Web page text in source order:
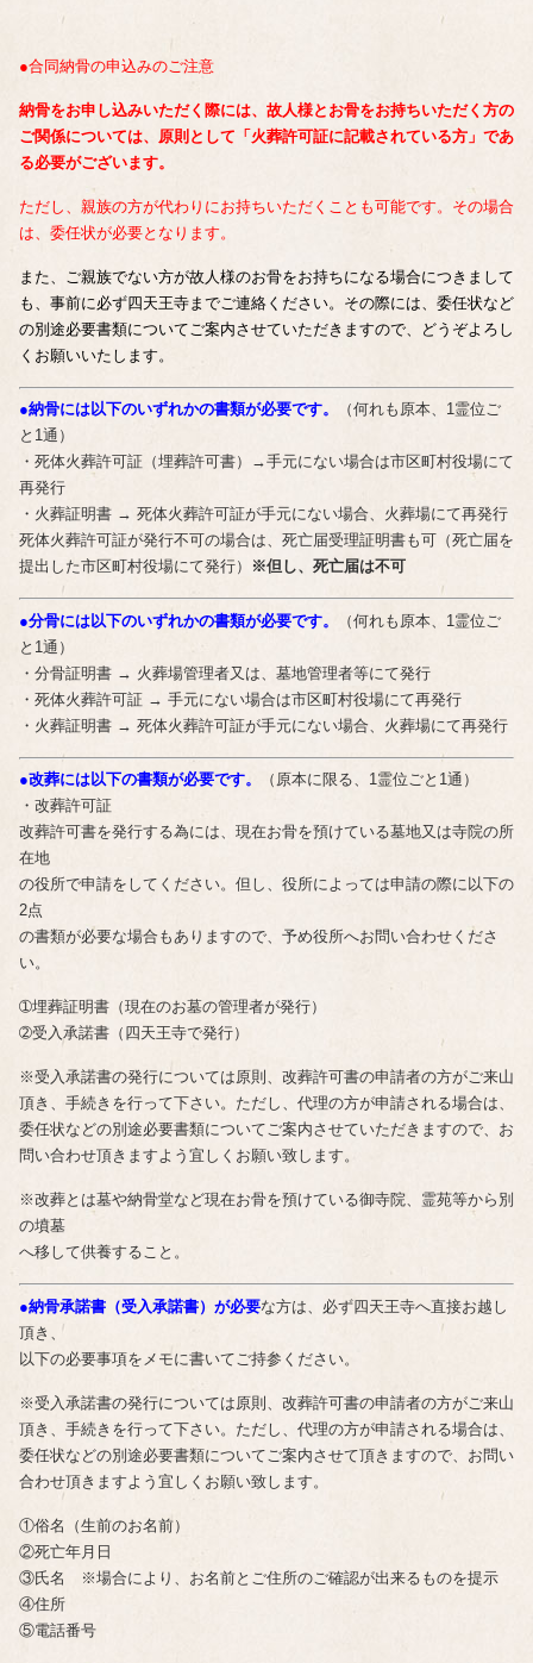
●合同納骨の申込みのご注意
納骨をお申し込みいただく際には、故人様とお骨をお持ちいただく方の
ご関係については、原則として「火葬許可証に記載されている方」であ
る必要がございます。
ただし、親族の方が代わりにお持ちいただくことも可能です。その場合
は、委任状が必要となります。
また、ご親族でない方が故人様のお骨をお持ちになる場合につきまして
も、事前に必ず四天王寺までご連絡ください。その際には、委任状など
の別途必要書類についてご案内させていただきますので、どうぞよろし
くお願いいたします。
●納骨には以下のいずれかの書類が必要です。
（何れも原本、1霊位ご
と1通）
・死体火葬許可証（埋葬許可書）→手元にない場合は市区町村役場にて
再発行
・火葬証明書 → 死体火葬許可証が手元にない場合、火葬場にて再発行
死体火葬許可証が発行不可の場合は、死亡届受理証明書も可（死亡届を
提出した市区町村役場にて発行）
※但し、死亡届は不可
●分骨には以下のいずれかの書類が必要です。
（何れも原本、1霊位ご
と1通）
・分骨証明書 → 火葬場管理者又は、墓地管理者等にて発行
・死体火葬許可証 → 手元にない場合は市区町村役場にて再発行
・火葬証明書 → 死体火葬許可証が手元にない場合、火葬場にて再発行
●改葬には以下の書類が必要です。
（原本に限る、1霊位ごと1通）
・改葬許可証
改葬許可書を発行する為には、現在お骨を預けている墓地又は寺院の所
在地
の役所で申請をしてください。但し、役所によっては申請の際に以下の
2点
の書類が必要な場合もありますので、予め役所へお問い合わせくださ
い。
➀埋葬証明書（現在のお墓の管理者が発行）
➁受入承諾書（四天王寺で発行）
※受入承諾書の発行については原則、改葬許可書の申請者の方がご来山
頂き、手続きを行って下さい。ただし、代理の方が申請される場合は、
委任状などの別途必要書類についてご案内させていただきますので、お
問い合わせ頂きますよう宜しくお願い致します。
※改葬とは墓や納骨堂など現在お骨を預けている御寺院、霊苑等から別
の墳墓
へ移して供養すること。
●納骨承諾書（受入承諾書）が必要な方は、必ず四天王寺へ直接お越し
頂き、
以下の必要事項をメモに書いてご持参ください。
※受入承諾書の発行については原則、改葬許可書の申請者の方がご来山
頂き、手続きを行って下さい。ただし、代理の方が申請される場合は、
委任状などの別途必要書類についてご案内させて頂きますので、お問い
合わせ頂きますよう宜しくお願い致します。
①俗名（生前のお名前）
②死亡年月日
③氏名 ※場合により、お名前とご住所のご確認が出来るものを提示
④住所
⑤電話番号